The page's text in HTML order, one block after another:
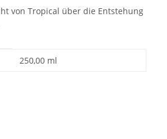
von Tropical über die Entstehung
250,00 ml